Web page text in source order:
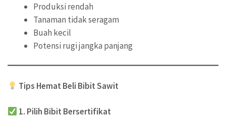
Produksi rendah
Tanaman tidak seragam
Buah kecil
Potensi rugi jangka panjang
Tips Hemat Beli Bibit Sawit
1. Pilih Bibit Bersertifikat